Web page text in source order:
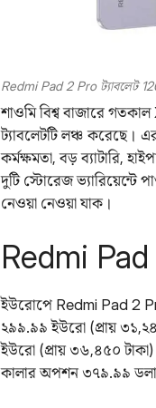
Redmi Pad 2 Pro ট্যাবলেট
শাওমি বিশ্ব বাজারে
ট্যাবলেটটি লঞ্চ করেছে।
কর্মক্ষমতা, বড় ব্যাটারি,
দুটি স্টোরেজ
নেওয়া নেওয়া যাক।
Redmi Pad
ইউরোপে Redmi Pad 2
২৯৯.৯৯ ইউরো (প্রায়
ইউরো (প্রায় ৩৬,৪৫০ টাকা)
কালার অপশন ৩৭৯.৯৯